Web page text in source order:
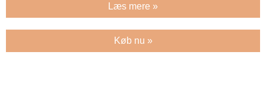
Læs mere »
Køb nu »